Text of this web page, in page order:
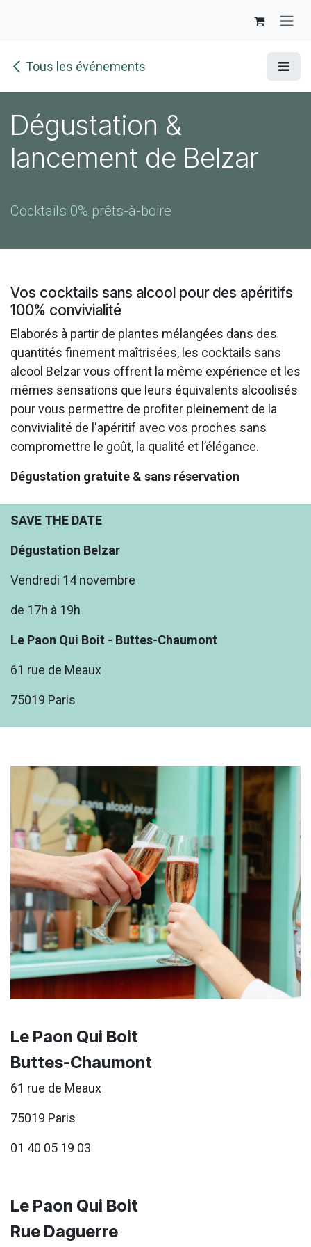
Tous les événements
Dégustation &
lancement de Belzar
Cocktails 0% prêts-à-boire
Vos cocktails sans alcool pour des apéritifs
100% convivialité
Elaborés à partir de plantes mélangées dans des
quantités finement maîtrisées, les cocktails sans
alcool Belzar vous offrent la même expérience et les
mêmes sensations que leurs équivalents alcoolisés
pour vous permettre de profiter pleinement de la
convivialité de l'apéritif avec vos proches sans
compromettre le goût, la qualité et l’élégance.
Dégustation gratuite & sans réservation
SAVE THE DATE
Dégustation Belzar
Vendredi 14 novembre
de 17h à 19h
Le Paon Qui Boit - Buttes-Chaumont
61 rue de Meaux
75019 Paris
Le Paon Qui Boit
Buttes-Chaumont
61 rue de Meaux
75019 Paris
01 40 05 19 03
Le Paon Qui Boit
Rue Daguerre